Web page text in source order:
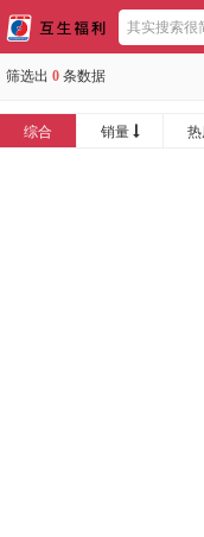
筛选出 0 条数据
综合 销量